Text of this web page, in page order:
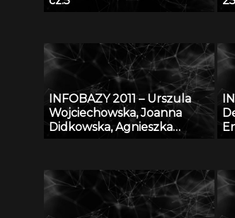
INFOBAZY 2011 – Urszula
Wojciechowska, Joanna
Didkowska, Agnieszka
wymiany wiedzy o
zagrożeniu nowotworami
złośliwymi